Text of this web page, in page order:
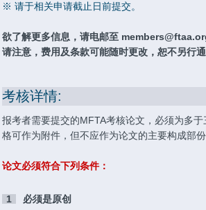
※ 请于相关申请截止日前提交。
欲了解更多信息，请电邮至
请注意，费用及条款可能随时更改，恕不另行通
考核详情:
报考者需要提交的MFTA考核论文，必须为多
格可作为附件，但不应作为论文的主要构成部份
论文必须符合下列条件：
1 必须是原创